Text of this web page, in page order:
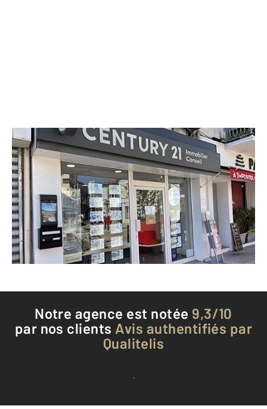
CENTURY 21 Immobilier Conseil
43 avenue Francis Tonner
CANNES LA BOCCA - 06150
Envoyer un message
Téléphoner à l'agence
Notre agence est notée 9,3/10
par nos clients Avis authentifiés par
Qualitelis
Voir tous les avis clients